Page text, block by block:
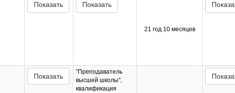
Показать Показать
21 год 10 месяцев
Показать
"Преподаватель
высшей школы",
квалификация